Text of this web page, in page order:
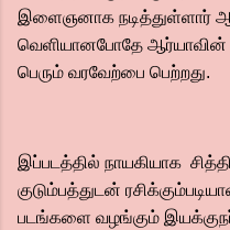
இளைஞனாக நடித்துள்ளார்
வெளியானபோதே ஆர்யாவின்
பெரும் வரவேற்பை பெற்றது.
இப்படத்தில் நாயகியாக
குடும்பத்துடன்
படங்களை வழங்கும்